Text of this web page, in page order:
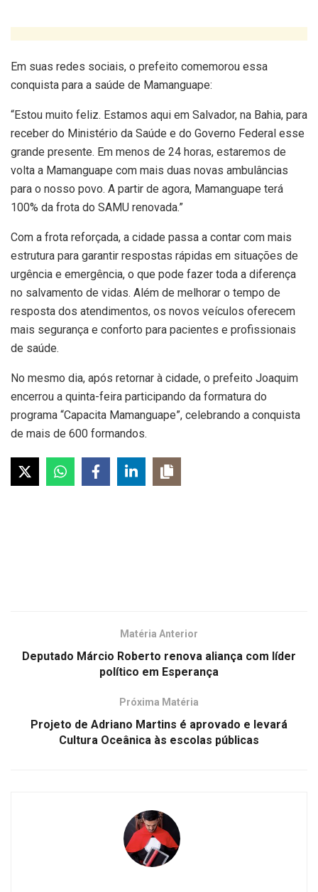
Em suas redes sociais, o prefeito comemorou essa
conquista para a saúde de Mamanguape:
“Estou muito feliz. Estamos aqui em Salvador, na Bahia, para
receber do Ministério da Saúde e do Governo Federal esse
grande presente. Em menos de 24 horas, estaremos de
volta a Mamanguape com mais duas novas ambulâncias
para o nosso povo. A partir de agora, Mamanguape terá
100% da frota do SAMU renovada.”
Com a frota reforçada, a cidade passa a contar com mais
estrutura para garantir respostas rápidas em situações de
urgência e emergência, o que pode fazer toda a diferença
no salvamento de vidas. Além de melhorar o tempo de
resposta dos atendimentos, os novos veículos oferecem
mais segurança e conforto para pacientes e profissionais
de saúde.
No mesmo dia, após retornar à cidade, o prefeito Joaquim
encerrou a quinta-feira participando da formatura do
programa “Capacita Mamanguape”, celebrando a conquista
de mais de 600 formandos.
Matéria Anterior
Deputado Márcio Roberto renova aliança com líder
político em Esperança
Próxima Matéria
Projeto de Adriano Martins é aprovado e levará
Cultura Oceânica às escolas públicas